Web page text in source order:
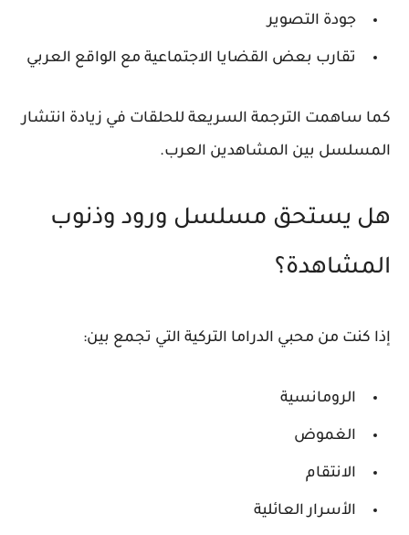
جودة التصوير
تقارب بعض القضايا الاجتماعية مع الواقع العربي
كما ساهمت الترجمة السريعة للحلقات في زيادة انتشار
المسلسل بين المشاهدين العرب.
هل يستحق مسلسل ورود وذنوب
المشاهدة؟
إذا كنت من محبي الدراما التركية التي تجمع بين:
الرومانسية
الغموض
الانتقام
الأسرار العائلية